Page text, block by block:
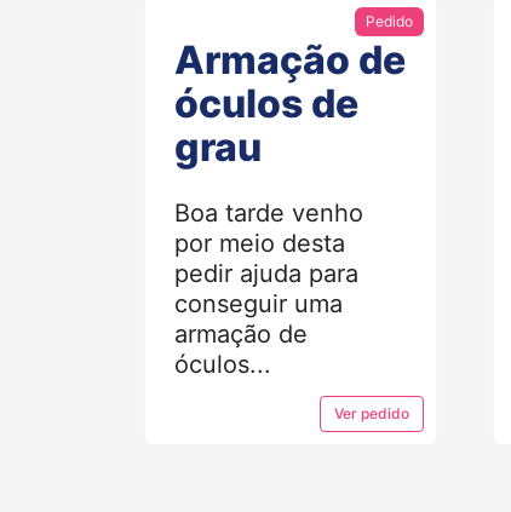
Pedido
Armação de
óculos de
grau
Boa tarde venho
por meio desta
pedir ajuda para
conseguir uma
armação de
óculos...
Ver pedido